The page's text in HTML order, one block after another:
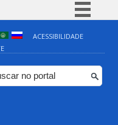
Simplifique!
Comunica BR
Participe
ACESSIBILIDADE